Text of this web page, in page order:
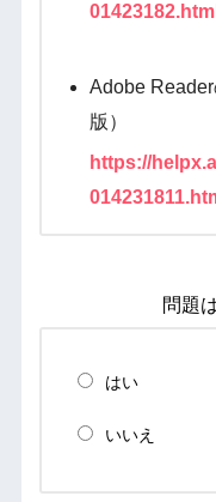
01423182.html
Adobe
版）
https://
問題
はい
いいえ